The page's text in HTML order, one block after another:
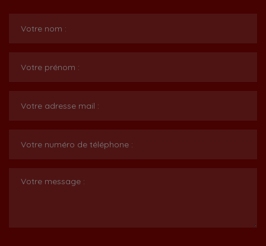
Votre nom :
Votre prénom :
Votre adresse mail :
Votre numéro de téléphone :
Votre message :